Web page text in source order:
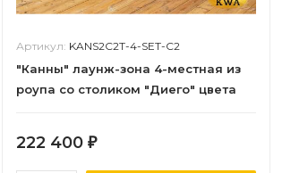
Артикул: KANS2C2T-4-SET-C2
"Канны" лаунж-зона 4-местная из
роупа со столиком "Диего" цвета
222 400 ₽